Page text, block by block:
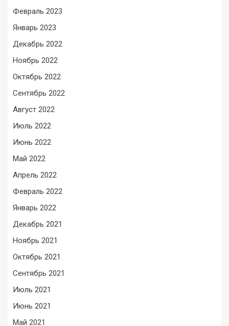
Февраль 2023
Январь 2023
Декабрь 2022
Ноябрь 2022
Октябрь 2022
Сентябрь 2022
Август 2022
Июль 2022
Июнь 2022
Май 2022
Апрель 2022
Февраль 2022
Январь 2022
Декабрь 2021
Ноябрь 2021
Октябрь 2021
Сентябрь 2021
Июль 2021
Июнь 2021
Май 2021